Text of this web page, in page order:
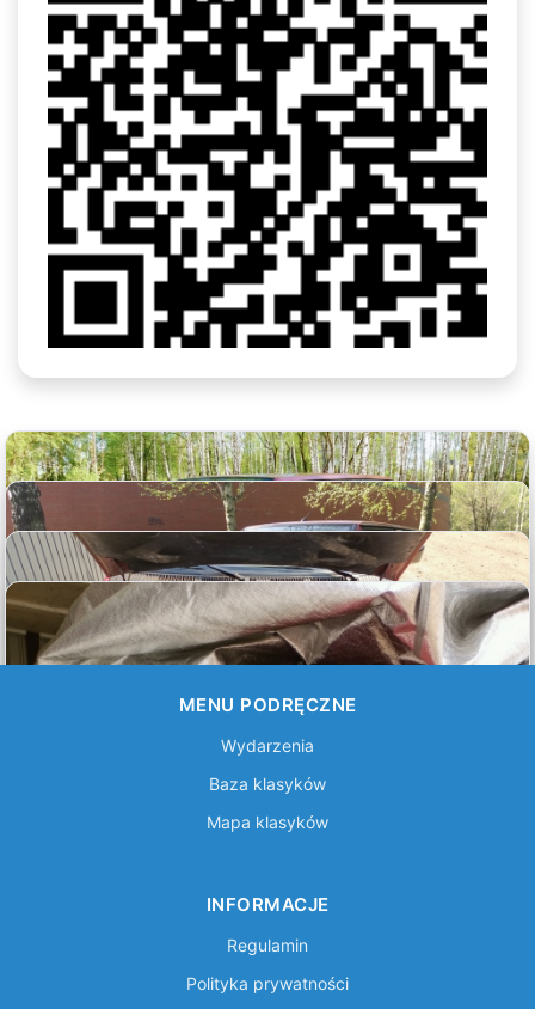
MENU PODRĘCZNE
Wydarzenia
Baza klasyków
Mapa klasyków
INFORMACJE
Regulamin
Polityka prywatności